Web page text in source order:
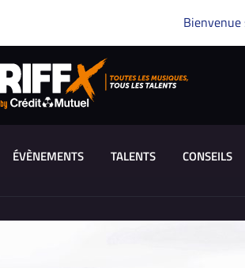
ÉVÈNEMENTS TALENTS CONSEILS